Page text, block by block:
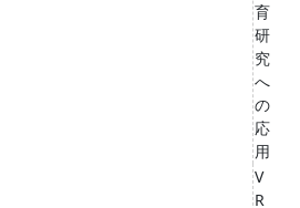
育
研
究
へ
の
応
用
V
R